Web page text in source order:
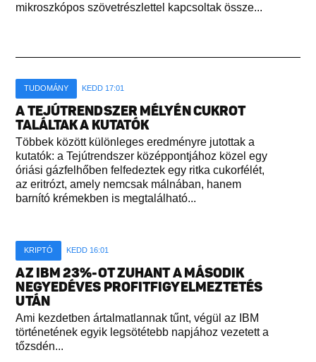
mikroszkópos szövetrészlettel kapcsoltak össze...
TUDOMÁNY KEDD 17:01
A TEJÚTRENDSZER MÉLYÉN CUKROT
TALÁLTAK A KUTATÓK
Többek között különleges eredményre jutottak a
kutatók: a Tejútrendszer középpontjához közel egy
óriási gázfelhőben felfedeztek egy ritka cukorfélét,
az eritrózt, amely nemcsak málnában, hanem
barnító krémekben is megtalálható...
KRIPTÓ KEDD 16:01
AZ IBM 23%-OT ZUHANT A MÁSODIK
NEGYEDÉVES PROFITFIGYELMEZTETÉS
UTÁN
Ami kezdetben ártalmatlannak tűnt, végül az IBM
történetének egyik legsötétebb napjához vezetett a
tőzsdén...